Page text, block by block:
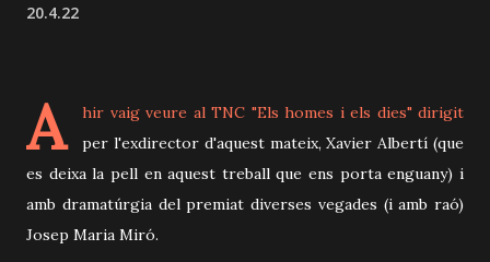
20.4.22
A
hir vaig veure al TNC "Els homes i els dies" dirigit
per l'exdirector d'aquest mateix, Xavier Albertí (que
es deixa la pell en aquest treball que ens porta enguany) i
amb dramatúrgia del premiat diverses vegades (i amb raó)
Josep Maria Miró.